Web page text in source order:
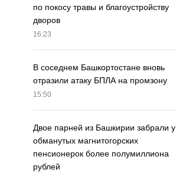
по покосу травы и благоустройству
дворов
16:23
В соседнем Башкортостане вновь
отразили атаку БПЛА на промзону
15:50
Двое парней из Башкирии забрали у
обманутых магнитогорских
пенсионерок более полумиллиона
рублей